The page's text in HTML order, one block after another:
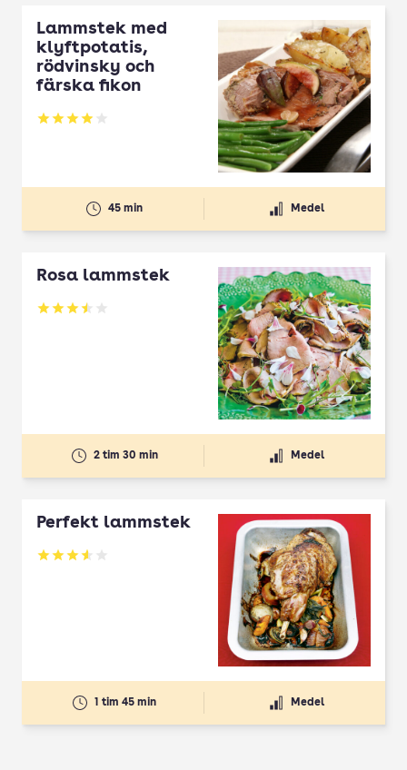
Lammstek med
klyftpotatis,
rödvinsky och
färska fikon
Betyg: 3.92 av 5
45 min Medel
Rosa lammstek
Betyg: 3.53 av 5
2 tim 30 min Medel
Perfekt lammstek
Betyg: 3.58 av 5
1 tim 45 min Medel